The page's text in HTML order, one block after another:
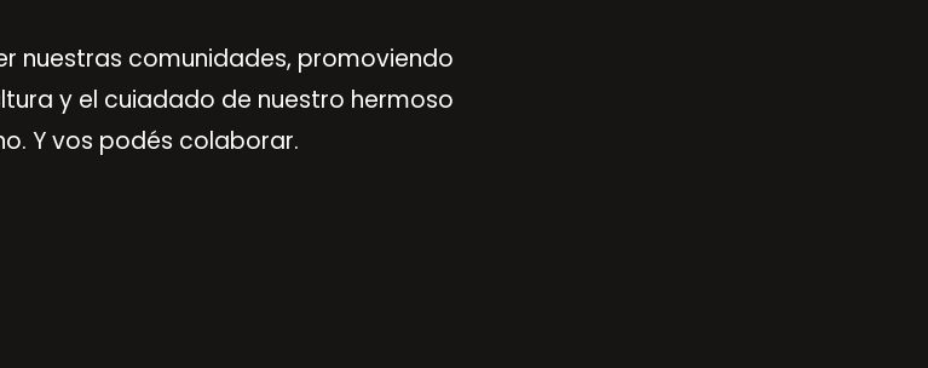
nuestras comunidades, promoviendo
y el cuiadado de nuestro hermoso
Y vos podés colaborar.